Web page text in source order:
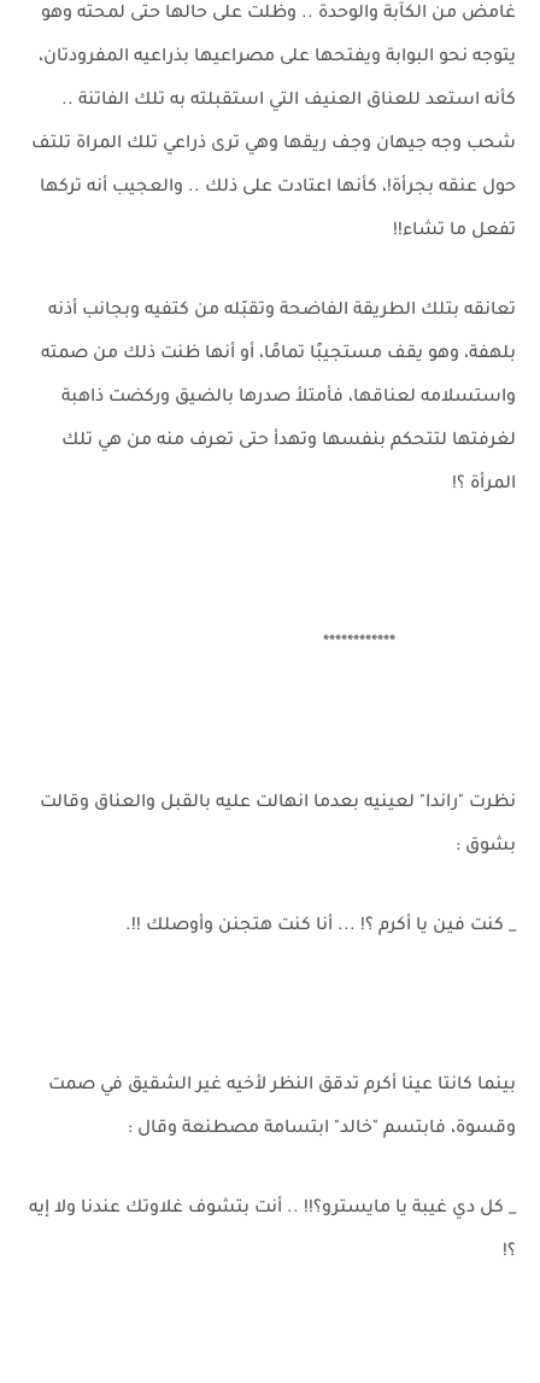
غامض من الكآبة والوحدة .. وظلت على حالها حتى لمحته وهو
يتوجه نحو البوابة ويفتحها على مصراعيها بذراعيه المفرودتان،
كأنه استعد للعناق العنيف التي استقبلته به تلك الفاتنة ..
شحب وجه جيهان وجف ريقها وهي ترى ذراعي تلك المراة تلتف
حول عنقه بجرأة!، كأنها اعتادت على ذلك .. والعجيب أنه تركها
تفعل ما تشاء!!
تعانقه بتلك الطريقة الفاضحة وتقبّله من كتفيه وبجانب أذنه
بلهفة، وهو يقف مستجيبًا تمامًا، أو أنها ظنت ذلك من صمته
واستسلامه لعناقها، فأمتلأ صدرها بالضيق وركضت ذاهبة
لغرفتها لتتحكم بنفسها وتهدأ حتى تعرف منه من هي تلك
المرأة ؟!
************
نظرت "راندا" لعينيه بعدما انهالت عليه بالقبل والعناق وقالت
بشوق :
_ كنت فين يا أكرم ؟! ... أنا كنت هتجنن وأوصلك !!.
بينما كانتا عينا أكرم تدقق النظر لأخيه غير الشقيق في صمت
وقسوة، فابتسم "خالد" ابتسامة مصطنعة وقال :
_ كل دي غيبة يا مايسترو؟!! .. أنت بتشوف غلاوتك عندنا ولا إيه
؟!